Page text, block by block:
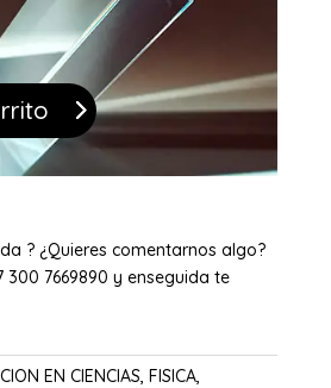
? ¿Quieres comentarnos algo?
300 7669890 y enseguida te
EN CIENCIAS, FISICA,